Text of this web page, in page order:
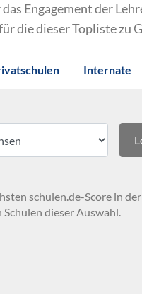
Engagement der
die dieser Topliste zu
Internate
schulen.de-Score in
dieser Auswahl.